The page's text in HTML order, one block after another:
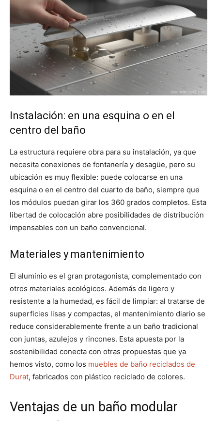
Instalación: en una esquina o en el
centro del baño
La estructura requiere obra para su instalación, ya que
necesita conexiones de fontanería y desagüe, pero su
ubicación es muy flexible: puede colocarse en una
esquina o en el centro del cuarto de baño, siempre que
los módulos puedan girar los 360 grados completos. Esta
libertad de colocación abre posibilidades de distribución
impensables con un baño convencional.
Materiales y mantenimiento
El aluminio es el gran protagonista, complementado con
otros materiales ecológicos. Además de ligero y
resistente a la humedad, es fácil de limpiar: al tratarse de
superficies lisas y compactas, el mantenimiento diario se
reduce considerablemente frente a un baño tradicional
con juntas, azulejos y rincones. Esta apuesta por la
sostenibilidad conecta con otras propuestas que ya
hemos visto, como los muebles de baño reciclados de
Durat, fabricados con plástico reciclado de colores.
Ventajas de un baño modular